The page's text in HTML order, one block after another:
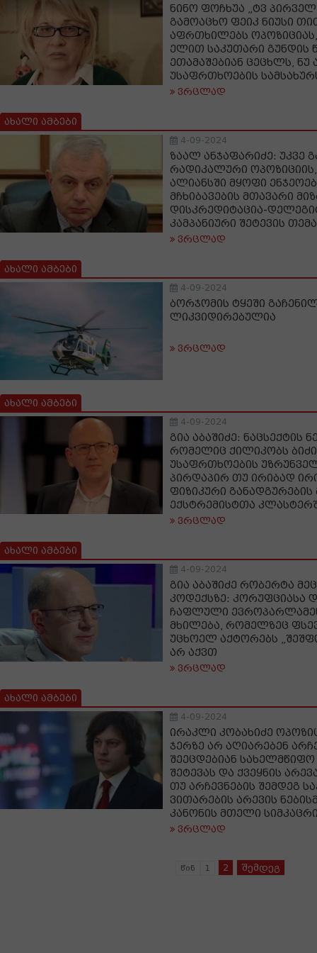
ნინო ფოჩხუა „ტვ
გამოაცხო ფეიკ ნიუსი
აფრთხილებს
ელით საკუთარი გუნდის
ეთამაშებიან ცეცხლს, ნუ
უსაფრთხოების
ვრცლად
ახალი ამბები
4-09-2024
ზაალ ანჯაფარიძე: უკვე
რადიკალური
ალიანსში მყოფი
მჩხიბავების მთავარი
დისკრედიტაცია-
კამპანიური შეტევის
ვრცლად
ახალი ამბები
4-09-2024
ბორჯომის ტყეში
ლიკვიდირებულია
ვრცლად
ახალი ამბები
4-09-2024
გია აბაშიძე: ნაცსექტის
რომელიც ქილიკობს
უსაფრთხოების
პირდაპირ თუ ირიბად
ფიზიკური განადგურების
ექსტრემისტთა
ვრცლად
ახალი ამბები
4-09-2024
გია აბაშიძე რობერტა
კოდექსზე: კორუფციასა
ჩაფლული
მხილება, რომელზეც
უცხოელ აქტორებს
არ აქვთ
ვრცლად
ახალი ამბები
4-09-2024
ირაკლი კობახიძე
ჯერზე არ აღიარებენ
შეეცდებიან სახელმწიფო
შეტევას და ქვეყნის
თუ არჩევნების შემდეგ
ვითარების არევის
კანონის მთელი
ვრცლად
წინ 1 2 შემდეგ